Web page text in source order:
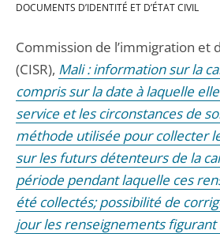
DOCUMENTS D’IDENTITÉ ET D’ÉTAT CIVIL
Commission de l’immigration et
(CISR), Mali : information sur la
compris sur la date à laquelle
service et les circonstances de
méthode utilisée pour collecter
sur les futurs détenteurs de la
période pendant laquelle ces
été collectés; possibilité de
jour les renseignements figurant